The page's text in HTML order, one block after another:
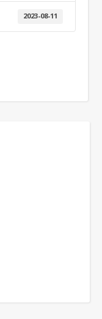
2023-08-11